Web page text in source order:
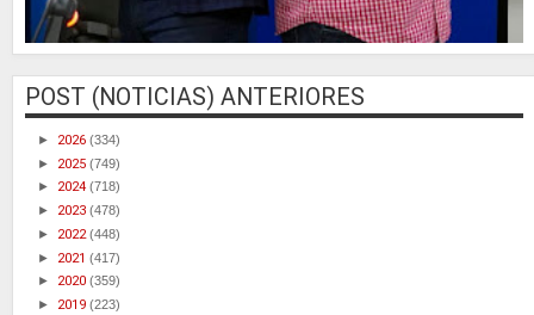
POST (NOTICIAS) ANTERIORES
► 2026 (334)
► 2025 (749)
► 2024 (718)
► 2023 (478)
► 2022(448)
► 2021 (417)
► 2020 (359)
► 2019 (223)